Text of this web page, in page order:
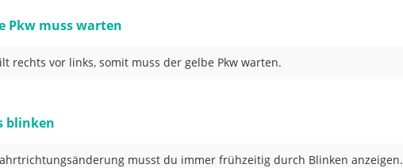
Pkw muss warten
rechts vor links, somit muss der gelbe Pkw warten.
blinken
musst du immer frühzeitig durch Blinken anzeigen.